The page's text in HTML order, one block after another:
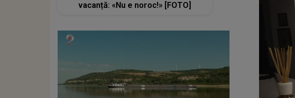
vacanță: «Nu e noroc!» [FOTO]